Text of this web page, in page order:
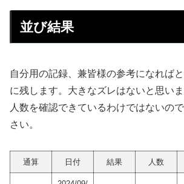
並び結果
自分用の記録、兼皆様の参考になれば
に残します。大きなズレはないと思い
人数を確認できているわけではないの
さい。
通算 日付 結果 人数